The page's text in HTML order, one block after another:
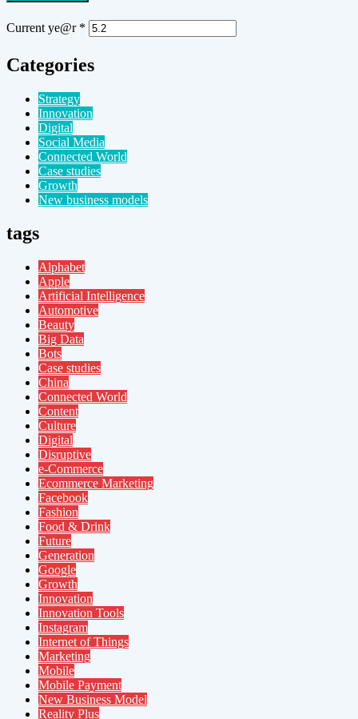
Current ye@r *
Categories
Strategy
Innovation
Digital
Social Media
Connected World
Case studies
Growth
New business models
tags
Alphabet
Apple
Artificial Intelligence
Automotive
Beauty
Big Data
Bots
Case studies
China
Connected World
Content
Culture
Digital
Disruptive
e-Commerce
Ecommerce Marketing
Facebook
Fashion
Food & Drink
Future
Generation
Google
Growth
Innovation
Innovation Tools
Instagram
Internet of Things
Marketing
Mobile
Mobile Payment
New Business Model
Reality Plus